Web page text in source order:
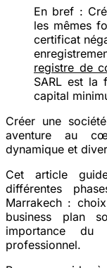
En bref :
les mêmes
certificat
registre de
SARL est la
capital
Créer une
aventure au
dynamique et
Cet article
différentes
Marrakech :
business plan
importance du
professionnel.